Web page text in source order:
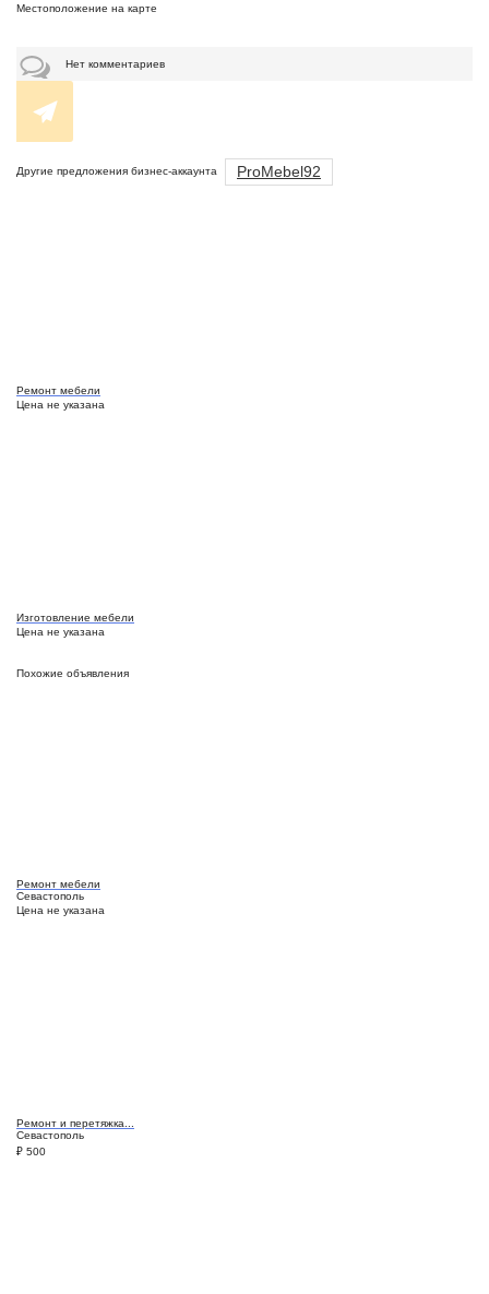
Местоположение на карте
Нет комментариев
Другие предложения бизнес-аккаунта ProMebel92
Ремонт мебели
Цена не указана
Изготовление мебели
Цена не указана
Похожие объявления
Ремонт мебели
Севастополь
Цена не указана
Ремонт и перетяжка...
Севастополь
₽ 500